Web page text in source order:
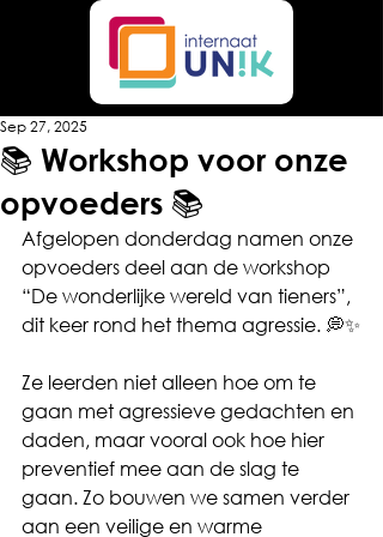
📚 Workshop voor onze
opvoeders 📚
Sep 27, 2025
Afgelopen donderdag namen onze
opvoeders deel aan de workshop
“De wonderlijke wereld van tieners”,
dit keer rond het thema agressie. 💭✨
Ze leerden niet alleen hoe om te
gaan met agressieve gedachten en
daden, maar vooral ook hoe hier
preventief mee aan de slag te
gaan. Zo bouwen we samen verder
aan een veilige en warme